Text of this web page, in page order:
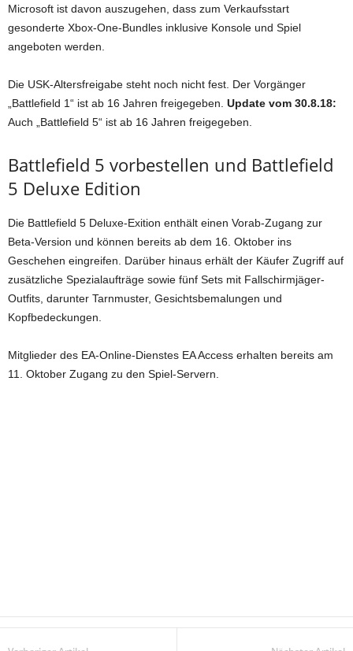
Microsoft ist davon auszugehen, dass zum Verkaufsstart
gesonderte Xbox-One-Bundles inklusive Konsole und Spiel
angeboten werden.
Die USK-Altersfreigabe steht noch nicht fest. Der Vorgänger
„Battlefield 1“ ist ab 16 Jahren freigegeben. Update vom 30.8.18:
Auch „Battlefield 5“ ist ab 16 Jahren freigegeben.
Battlefield 5 vorbestellen und Battlefield
5 Deluxe Edition
Die Battlefield 5 Deluxe-Exition enthält einen Vorab-Zugang zur
Beta-Version und können bereits ab dem 16. Oktober ins
Geschehen eingreifen. Darüber hinaus erhält der Käufer Zugriff auf
zusätzliche Spezialaufträge sowie fünf Sets mit Fallschirmjäger-
Outfits, darunter Tarnmuster, Gesichtsbemalungen und
Kopfbedeckungen.
Mitglieder des EA-Online-Dienstes EA Access erhalten bereits am
11. Oktober Zugang zu den Spiel-Servern.